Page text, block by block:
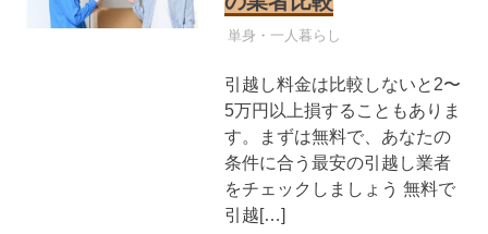
引越し業者
単身・一人暮らし
引越し料金は比較しないと2〜
5万円以上損することもありま
す。まずは無料で、あなたの
条件に合う最安の引越し業者
をチェックしましょう 無料で
引越[…]